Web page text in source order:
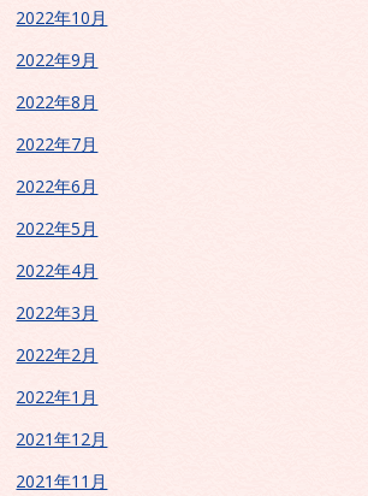
2022年10月
2022年9月
2022年8月
2022年7月
2022年6月
2022年5月
2022年4月
2022年3月
2022年2月
2022年1月
2021年12月
2021年11月